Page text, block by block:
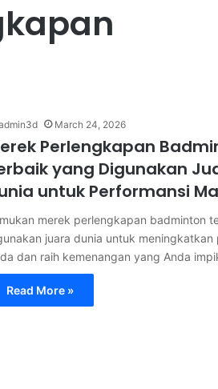
March 24, 2026
Perlengkapan
yang Digunakan
untuk Performansi
merek perlengkapan badminton
juara dunia untuk meningkatkan
dan raih kemenangan yang Anda
Read More »